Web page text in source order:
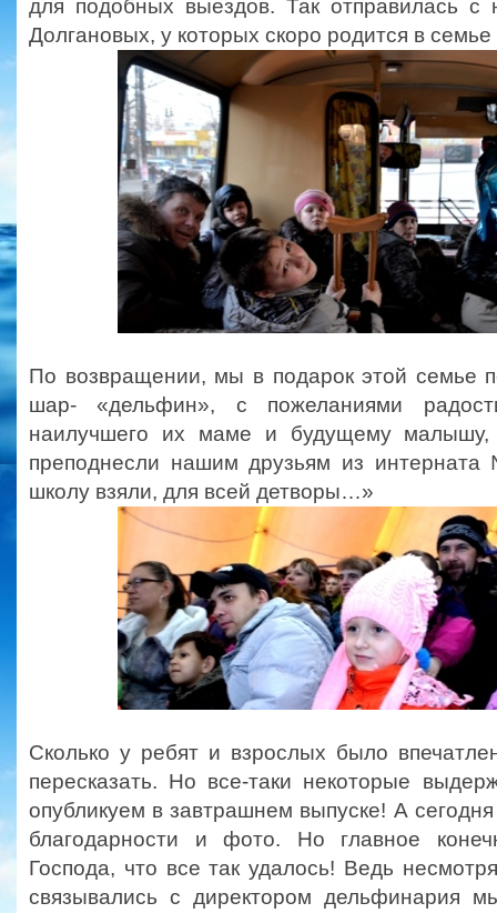
для подобных выездов. Так отправилась с
Долгановых, у которых скоро родится в
По возвращении, мы в подарок этой семье
шар- «дельфин», с пожеланиями
наилучшего их маме и будущему
преподнесли нашим друзьям из
школу взяли, для всей детворы…»
Сколько у ребят и взрослых было
пересказать. Но все-таки некоторые
опубликуем в завтрашнем выпуске! А
благодарности и фото. Но главное
Господа, что все так удалось! Ведь
связывались с директором дельфинария